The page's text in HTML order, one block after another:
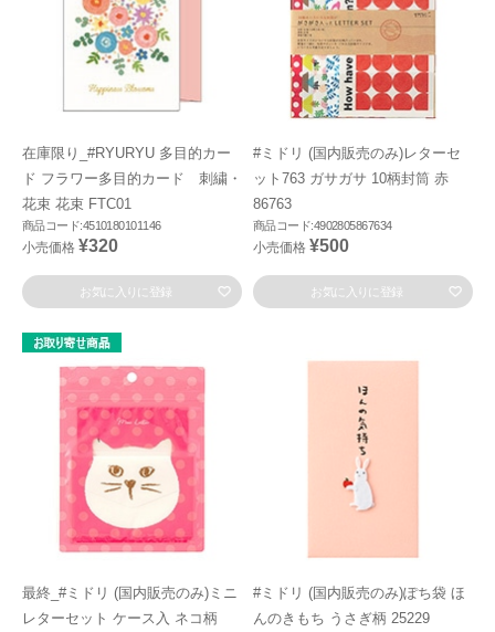
在庫限り_#RYURYU 多目的カー
ド フラワー多目的カード 刺繍・
花束 花束 FTC01
商品コード:4510180101146
小売価格 ¥320
お気に入りに登録
#ミドリ (国内販売のみ)レターセ
ット763 ガサガサ 10柄封筒 赤
86763
商品コード:4902805867634
小売価格 ¥500
お気に入りに登録
最終_#ミドリ (国内販売のみ)ミニ
レターセット ケース入 ネコ柄
#ミドリ (国内販売のみ)ぽち袋 ほ
んのきもち うさぎ柄 25229